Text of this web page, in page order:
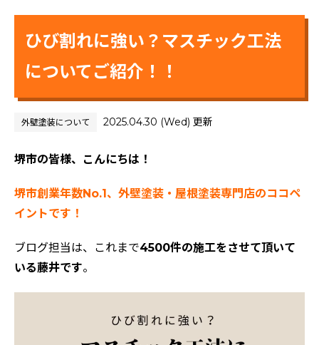
ひび割れに強い？マスチック工法
についてご紹介！！
外壁塗装について 2025.04.30 (Wed) 更新
堺市の皆様、こんにちは！
堺市創業年数No.1、外壁塗装・屋根塗装専門店のココペ
イントです！
ブログ担当は、これまで4500件の施工をさせて頂いて
いる藤井です。